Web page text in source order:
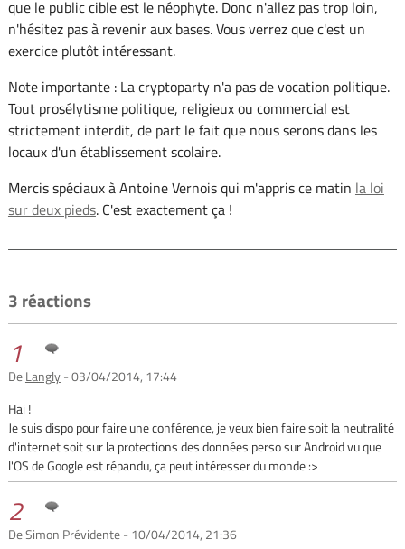
que le public cible est le néophyte. Donc n'allez pas trop loin,
n'hésitez pas à revenir aux bases. Vous verrez que c'est un
exercice plutôt intéressant.
Note importante : La cryptoparty n'a pas de vocation politique.
Tout prosélytisme politique, religieux ou commercial est
strictement interdit, de part le fait que nous serons dans les
locaux d'un établissement scolaire.
Mercis spéciaux à Antoine Vernois qui m'appris ce matin la loi
sur deux pieds. C'est exactement ça !
3 réactions
1
DeLangly- 03/04/2014, 17:44
Hai !
Je suis dispo pour faire une conférence, je veux bien faire soit la neutralité
d'internet soit sur la protections des données perso sur Android vu que
l'OS de Google est répandu, ça peut intéresser du monde :>
2
De Simon Prévidente - 10/04/2014, 21:36